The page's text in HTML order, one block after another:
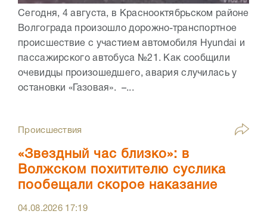
Сегодня, 4 августа, в Краснооктябрьском районе
Волгограда произошло дорожно-транспортное
происшествие с участием автомобиля Hyundai и
пассажирского автобуса №21. Как сообщили
очевидцы произошедшего, авария случилась у
остановки «Газовая». –...
Происшествия
«Звездный час близко»: в
Волжском похитителю суслика
пообещали скорое наказание
04.08.2026 17:19